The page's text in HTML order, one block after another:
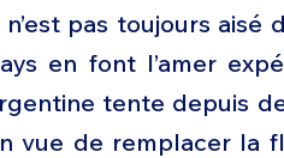
n’est pas toujours aisé
en font l’amer
tente depuis
vue de remplacer la